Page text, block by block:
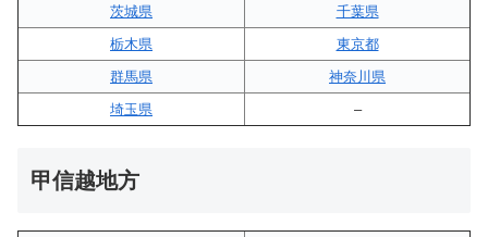
茨城県
千葉県
栃木県
東京都
群馬県
神奈川県
埼玉県
–
甲信越地方